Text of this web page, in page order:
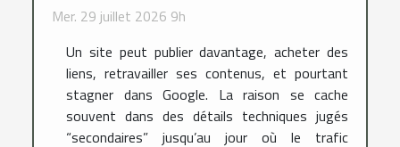
Mer. 29 juillet 2026 9h
Un site peut publier davantage, acheter des
liens, retravailler ses contenus, et pourtant
stagner dans Google. La raison se cache
souvent dans des détails techniques jugés
“secondaires” jusqu’au jour où le trafic